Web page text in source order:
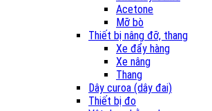
Acetone
Mỡ bò
Thiết bị nâng đỡ, thang
Xe đẩy hàng
Xe nâng
Thang
Dây curoa (dây đai)
Thiết bị đo